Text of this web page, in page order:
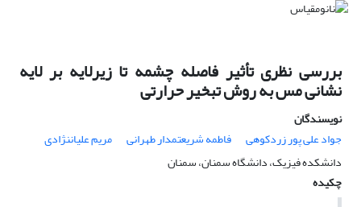
بررسی نظری تأثیر فاصله چشمه تا زیرلایه بر لایه
نشانی مس به روش تبخیر حرارتی
نویسندگان
جواد علی پور زردکوهی
فاطمه شریعتمدار طهرانی
مریم علیاننژادی
دانشکده فیزیک، دانشگاه سمنان، سمنان
چکیده